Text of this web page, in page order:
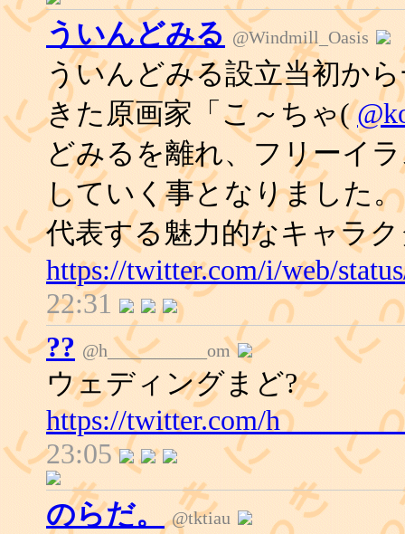
ういんどみる @Windmill_Oasis
ういんどみる設立当初か
きた原画家「こ～ちゃ(
どみるを離れ、フリーイ
していく事となりました
代表する魅力的なキャラ
https://twitter.com/i/web/
22:31
?? @h___________om
ウェディングまど?
https://twitter.com/
23:05
のらだ。
@tktiau